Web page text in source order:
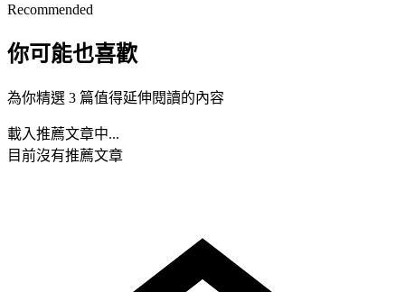
Recommended
你可能也喜歡
為你精選 3 篇值得延伸閱讀的內容
載入推薦文章中...
目前沒有推薦文章